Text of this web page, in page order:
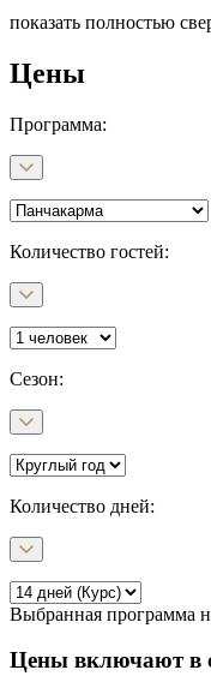
показать полностью
Цены
Программа:
Количество гостей:
Сезон:
Количество дней:
Выбранная программа
Цены включают в